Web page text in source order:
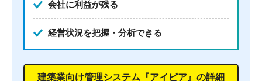
会社に利益が残る
経営状況を把握・分析できる
建築業向け管理システム『アイピア』の詳細